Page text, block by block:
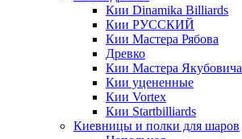
Кии Dinamika Billiards
Кии РУССКИЙ
Кии Мастера Рябова
Древко
Кии Мастера Якубовича
Кии уцененные
Кии Vortex
Кии Startbilliards
Киевницы и полки для шаров